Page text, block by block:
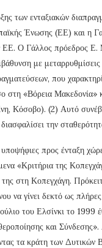
των ενταξιακών
Ένωσης (ΕΕ) και η
ΕΕ. Ο Γάλλος πρόεδρος Ε.
με
που
στη «Βόρεια Μακεδονία»
Κόσοβο). (2) Αυτό
την
υποψήφιες προς ένταξη
«Κριτήρια της
στη Κοπεγχάγη.
να γίνει δεκτό ως
του Ελσίνκι το 1999
και Σύνδεσης».
τα κράτη των Δυτικών